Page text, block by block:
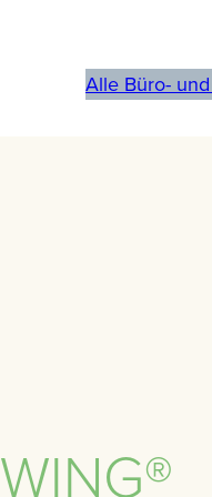
Alle Büro-